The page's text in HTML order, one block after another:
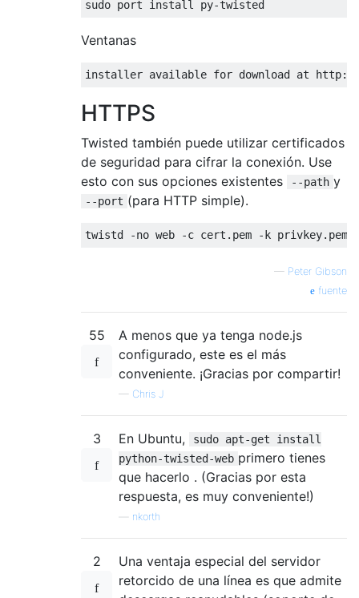
Ventanas
HTTPS
Twisted también puede utilizar certificados
de seguridad para cifrar la conexión. Use
esto con sus opciones existentes
--path y
--port (para HTTP simple).
— Peter Gibson
fuente
55
A menos que ya tenga node.js
configurado, este es el más
conveniente. ¡Gracias por compartir!
— Chris J
3 En Ubuntu,
sudo apt-get install
python-twisted-web primero tienes
que hacerlo . (Gracias por esta
respuesta, es muy conveniente!)
nkorth
2
Una ventaja especial del servidor
retorcido de una línea es que admite